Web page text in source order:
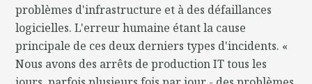
problèmes d'infrastructure et à des défaillances
logicielles. L'erreur humaine étant la cause
principale de ces deux derniers types d'incidents. «
Nous avons des arrêts de production IT tous les